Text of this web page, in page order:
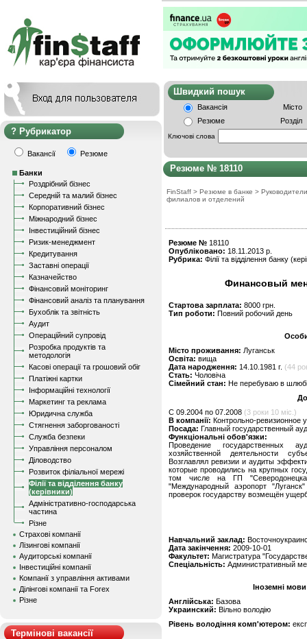
Рубрикатор
Вакансії Резюме
Банки
Роздрібний бізнес
Середній та малий бізнес
Корпоративний бізнес
Міжнародний бізнес
Інвестиційний бізнес
Ризик-менеджмент
Кредитування
Заставні операції
Казначейство
Фінансовий моніторинг
Фінансовий аналіз та планування
Бухоблік та звітність
Аудит
Операційний супровід
Розробка продуктів та
методологія
Касові операції та грошовий обіг
Платіжні картки
Інформаційні технології
Маркетинг та реклама
Юридична служба
Стягнення заборгованості
Служба безпеки
Управління персоналом
Діловодство
Розвиток філіальної мережі
Філії та відділення банку
(керівники)
Адміністративно-господарська
частина
Різне
Страхові компанії
Лізингові компанії
Аудиторські компанії
Інвестиційні компанії
Компанії з управління активами
Ділінгові компанії та Forex
Різне
Термінові вакансії
Швидкий
Вакансія
Місто
Резюме
Розділ
Ключові слова
Резюме № 18110
FinStaff > Резюме в банке > Руководители
филиалов и отделений
Резюме № 18110
Опубліковано: 18.11.2013 р.
Рубрика: Філії та відділення банку
Финансовый
Стартова зарплата: 8000 грн.
Тип роботи: Повний робочий день
Місто проживання: Луганськ
Освіта: вища
Дата народження: 14.10.1981 г. (44
Стать: Чоловіча
Сімейний стан: Не перебуваю в
C 09.2004 по 07.2008 (3 роки 10 міс.)
В компанії: Контрольно-ревизионное
Посада: Главный государственный
Функціональні обов'язки:
Проведение государственных
хозяйственной деятельности
Возглавлял ревизии и аудиты
которые проводились на крупных
том числе на ГП
"Международный аэропорт
проверок государству возмещён
Навчальний заклад:
Дата закінчення: 2009-10-01
Факультет: Магистратура
Спеціальність: Административный
Іноземні
Англійська: Базова
Украинский: Вільно володію
Рівень володіння комп'ютером: